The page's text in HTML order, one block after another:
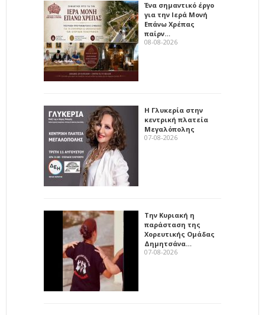
Ένα σημαντικό έργο
για την Ιερά Μονή
Επάνω Χρέπας
παίρν…
08-08-2026
Η Γλυκερία στην
κεντρική πλατεία
Μεγαλόπολης
07-08-2026
Την Κυριακή η
παράσταση της
Χορευτικής Ομάδας
Δημητσάνα…
07-08-2026